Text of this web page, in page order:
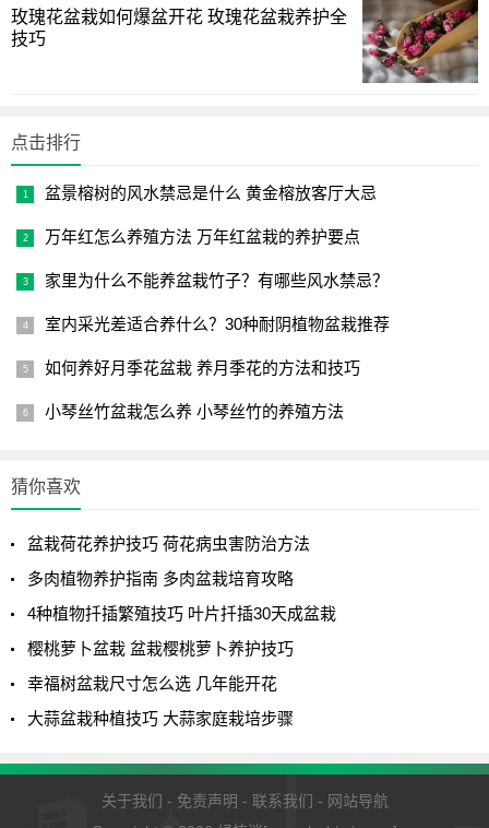
落地生根栽培管理比较简单，控制水肥是栽培的关键；落
地生根每年要春季换盆一次，在春季气温稳定在10℃以上时
进行；换盆植株成活后，花盆应放置在光照充足的地方培
润，新芽萌发后及时追肥；
当室外气温稳定在15℃以上时，可将花盆放置在有光照的
阳台或窗台上培养，春季那的土壤应保持在湿润状态，室内
的湿度。
玫瑰花盆栽如何爆盆开花 玫瑰花盆栽养护全
技巧
点击排行
盆景榕树的风水禁忌是什么 黄金榕放客厅大忌
万年红怎么养殖方法 万年红盆栽的养护要点
家里为什么不能养盆栽竹子？有哪些风水禁忌？
室内采光差适合养什么？30种耐阴植物盆栽推荐
如何养好月季花盆栽 养月季花的方法和技巧
小琴丝竹盆栽怎么养 小琴丝竹的养殖方法
猜你喜欢
盆栽荷花养护技巧 荷花病虫害防治方法
多肉植物养护指南 多肉盆栽培育攻略
4种植物扦插繁殖技巧 叶片扦插30天成盆栽
樱桃萝卜盆栽 盆栽樱桃萝卜养护技巧
幸福树盆栽尺寸怎么选 几年能开花
大蒜盆栽种植技巧 大蒜家庭栽培步骤
关于我们 - 免责声明 - 联系我们 - 网站导航